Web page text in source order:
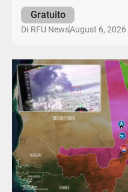
Gratuito
Di RFU NewsAugust 6, 2026